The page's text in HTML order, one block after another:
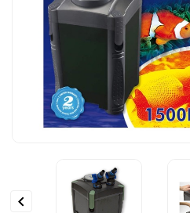
OCZKO
WODNE
(SPRZĘT)
KONTAKT
